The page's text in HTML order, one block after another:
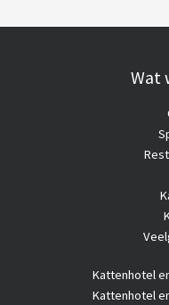
Wat
Kattenhotel
Kattenhotel